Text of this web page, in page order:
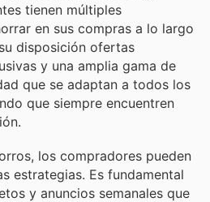
tienen múltiples
en sus compras a lo largo
disposición ofertas
y una amplia gama de
que se adaptan a todos los
que siempre encuentren
los compradores pueden
estrategias. Es fundamental
y anuncios semanales que